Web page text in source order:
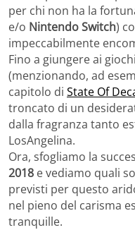
per chi non ha la
e/o Nintendo Switch)
impeccabilmente
Fino a giungere ai
(menzionando, ad
capitolo di State Of
troncato di un
dalla fragranza tanto
LosAngelina.
Ora, sfogliamo la
2018 e vediamo quali
previsti per questo
nel pieno del carisma
tranquille.